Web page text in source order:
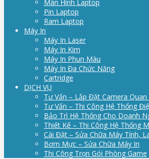
Màn Hình Laptop
Pin Laptop
Ram Laptop
Máy In
Máy In Laser
Máy In Kim
Máy In Phun Màu
Máy In Đa Chức Năng
Cartridge
DỊCH VỤ
Tư Vấn – Lắp Đặt Camera Quan
Tư Vấn – Thi Công Hệ Thống
Bảo Trì Hệ Thống Cho Doanh
Thiết Kế – Thi Công Hệ Thống
Cài Đặt – Sửa Chữa Máy Tính,
Bơm Mực – Sửa Chữa Máy In
Thi Công Trọn Gói Phòng Game